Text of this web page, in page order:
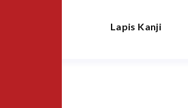
Lapis Kanji